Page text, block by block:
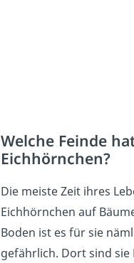
Welche Feinde
Eichhörnchen?
Die meiste Zeit ihres
Eichhörnchen auf
Boden ist es für sie
gefährlich. Dort sind sie